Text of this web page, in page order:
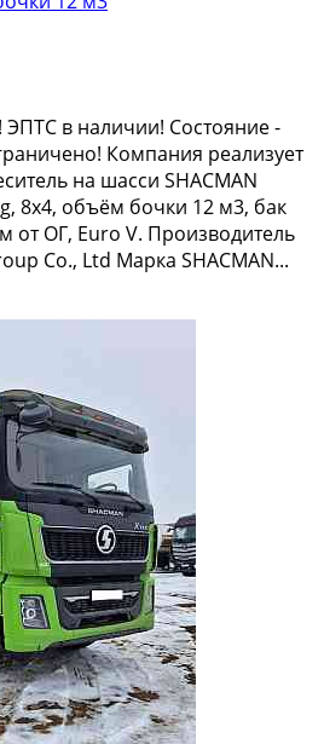
ЭПТС в наличии! Состояние -
Компания реализует
на шасси SHACMAN
8х4, объём бочки 12 м3, бак
от ОГ, Euro V. Производитель
Co., Ltd Мaркa SHAСMAN...